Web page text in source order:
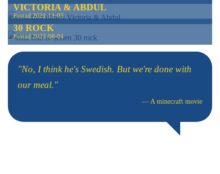
VICTORIA & ABDUL
Postad2021-11-05
30 ROCK
Postad2023-08-04
"No, I think he's Swedish. But we're done with
our meal."
— A minecraft movie